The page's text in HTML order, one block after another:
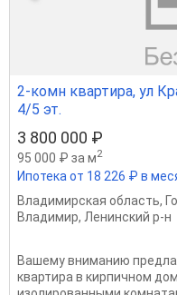
2-комн квартира, ул
4/5 эт.
3 800 000 ₽
95 000 ₽ за м2
Ипотека от 18 226 ₽ в
Владимирская область,
Владимир, Ленинский р-н
Вашему вниманию
квартира в кирпичном